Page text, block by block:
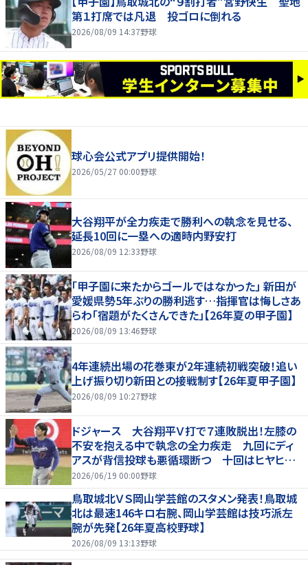
第１打席では凡退 投ゴロに倒れる
2026/08/09 14:37野球
球心会公式アプリ提供開始！
2026/05/27 00:00野球
大谷翔平が全力疾走で勝利への執念を見せる、
延長10回に一塁への適時内野安打
2026/08/09 12:33野球
「甲子園に来たからゴールではなかった」 新田が
愛媛県勢5年ぶりの勝利逃す…指揮官は悔しさあ
らわ「宿題がたくさんできた」【26年夏の甲子園】
2026/08/09 13:46野球
4年連続出場の花巻東が2年連続初戦突破！追い
上げ振り切り新田との接戦制す【26年夏甲子園】
2026/08/09 10:27野球
ドジャース 大谷翔平Ｖ打で７連敗脱出！左膝の
不安を抱える中で執念の全力疾走 九回にディ
アスが背信投球も悪循環断つ 十回はヒヤヒヤ
もリード守る
2026/06/19 00:00野球
鳥取城北ＶＳ岡山学芸館のスタメン発表！鳥取城
北は最速146キロ右腕、岡山学芸館は技巧派左
腕が先発【26年夏高校野球】
2026/08/09 13:13野球